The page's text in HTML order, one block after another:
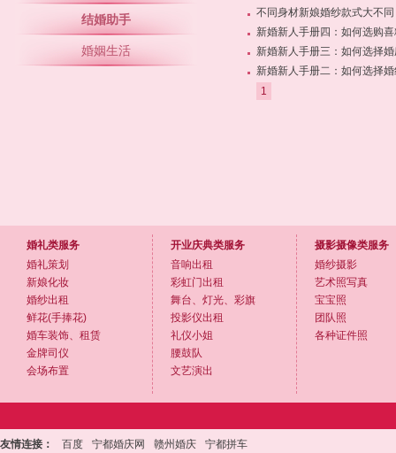
结婚助手
婚姻生活
不同身材新娘婚纱款式大不同
新婚新人手册四：如何选购
新婚新人手册三：如何选择
新婚新人手册二：如何选择
1
婚礼类服务
婚礼策划
新娘化妆
婚纱出租
鲜花(手捧花)
婚车装饰、租赁
金牌司仪
会场布置
开业庆典类服务
音响出租
彩虹门出租
舞台、灯光、彩旗
投影仪出租
礼仪小姐
腰鼓队
文艺演出
摄影摄像类服务
婚纱摄影
艺术照写真
宝宝照
团队照
各种证件照
友情连接： 百度 宁都婚庆网 赣州婚庆 宁都拼车